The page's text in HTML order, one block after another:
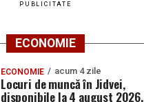
PUBLICITATE
ECONOMIE
ECONOMIE acum 4 zile
Locuri de muncă în Jidvei,
disponibile la 4 august 2026.